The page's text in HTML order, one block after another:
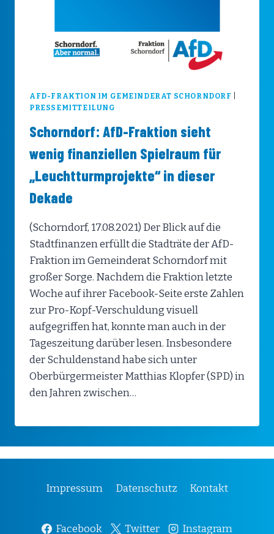
AFD-FRAKTION IM GEMEINDERAT SCHORNDORF
PRESSEMITTEILUNG
Schorndorf: AfD-Fraktion sieht
wenig finanziellen Spielraum für
„Leuchtturmprojekte“ in dieser
Dekade
(Schorndorf, 17.08.2021) Der Blick auf die
Stadtfinanzen erfüllt die Stadträte der AfD-
Fraktion im Gemeinderat Schorndorf mit
großer Sorge. Nachdem die Fraktion letzte
Woche auf ihrer Facebook-Seite erste Zahlen
zur Pro-Kopf-Verschuldung visuell
aufgegriffen hat, konnte man auch in der
Tageszeitung darüber lesen. Insbesondere
der Schuldenstand habe sich unter
Oberbürgermeister Matthias Klopfer (SPD) in
den Jahren zwischen…
Impressum Datenschutz Kontakt
Facebook Twitter Instagram